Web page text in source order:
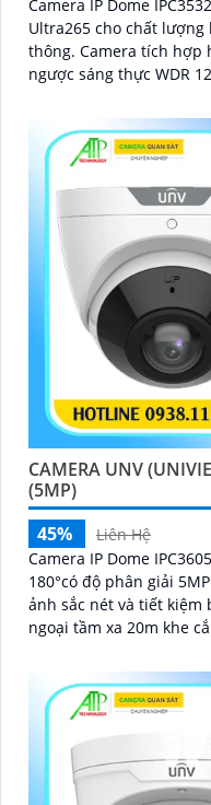
Camera IP Dome
Ultra265 cho chất
thông. Camera tích hợp hồng ngoại 40m, công nghệ chống
ngược sáng thực WDR
CAMERA UNV
(5MP)
45%
Liên Hệ
Camera IP Dome
180°có độ phân giải
ảnh sắc nét và tiết kiệm băng thông.
ngoại tầm xa 20m khe
trong nhà và những nơi